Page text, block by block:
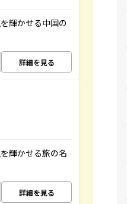
輝かせる中国の
詳細を見る
輝かせる旅の名
詳細を見る